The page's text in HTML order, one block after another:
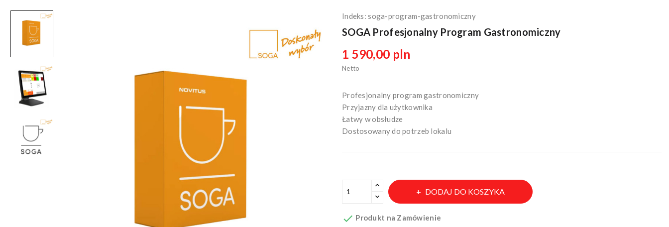
Indeks: soga-program-gastronomiczny
SOGA Profesjonalny Program Gastronomiczny
1 590,00 pln
Netto
Profesjonalny program gastronomiczny
Przyjazny dla użytkownika
Łatwy w obsłudze
Dostosowany do potrzeb lokalu
DODAJ DO KOSZYKA
 Produkt na Zamówienie